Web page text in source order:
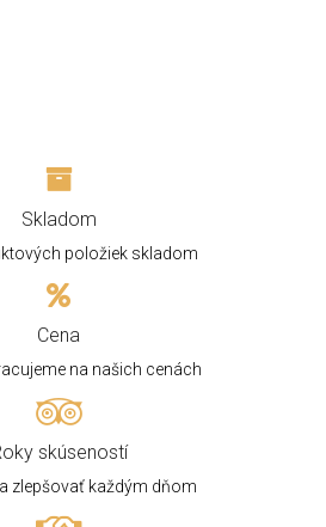
Skladom
položiek skladom
Cena
na našich cenách
skúseností
zlepšovať každým dňom